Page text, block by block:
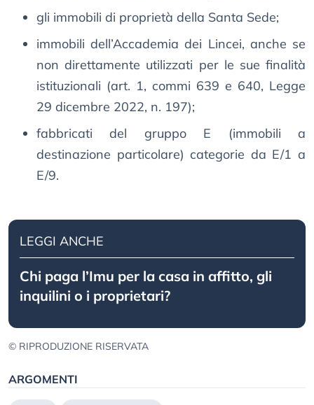
gli immobili di proprietà della Santa Sede;
immobili dell’Accademia dei Lincei, anche se
non direttamente utilizzati per le sue finalità
istituzionali (art. 1, commi 639 e 640, Legge
29 dicembre 2022, n. 197);
fabbricati del gruppo E (immobili a
destinazione particolare) categorie da E/1 a
E/9.
LEGGI ANCHE
Chi paga l’Imu per la casa in affitto, gli
inquilini o i proprietari?
© RIPRODUZIONE RISERVATA
ARGOMENTI